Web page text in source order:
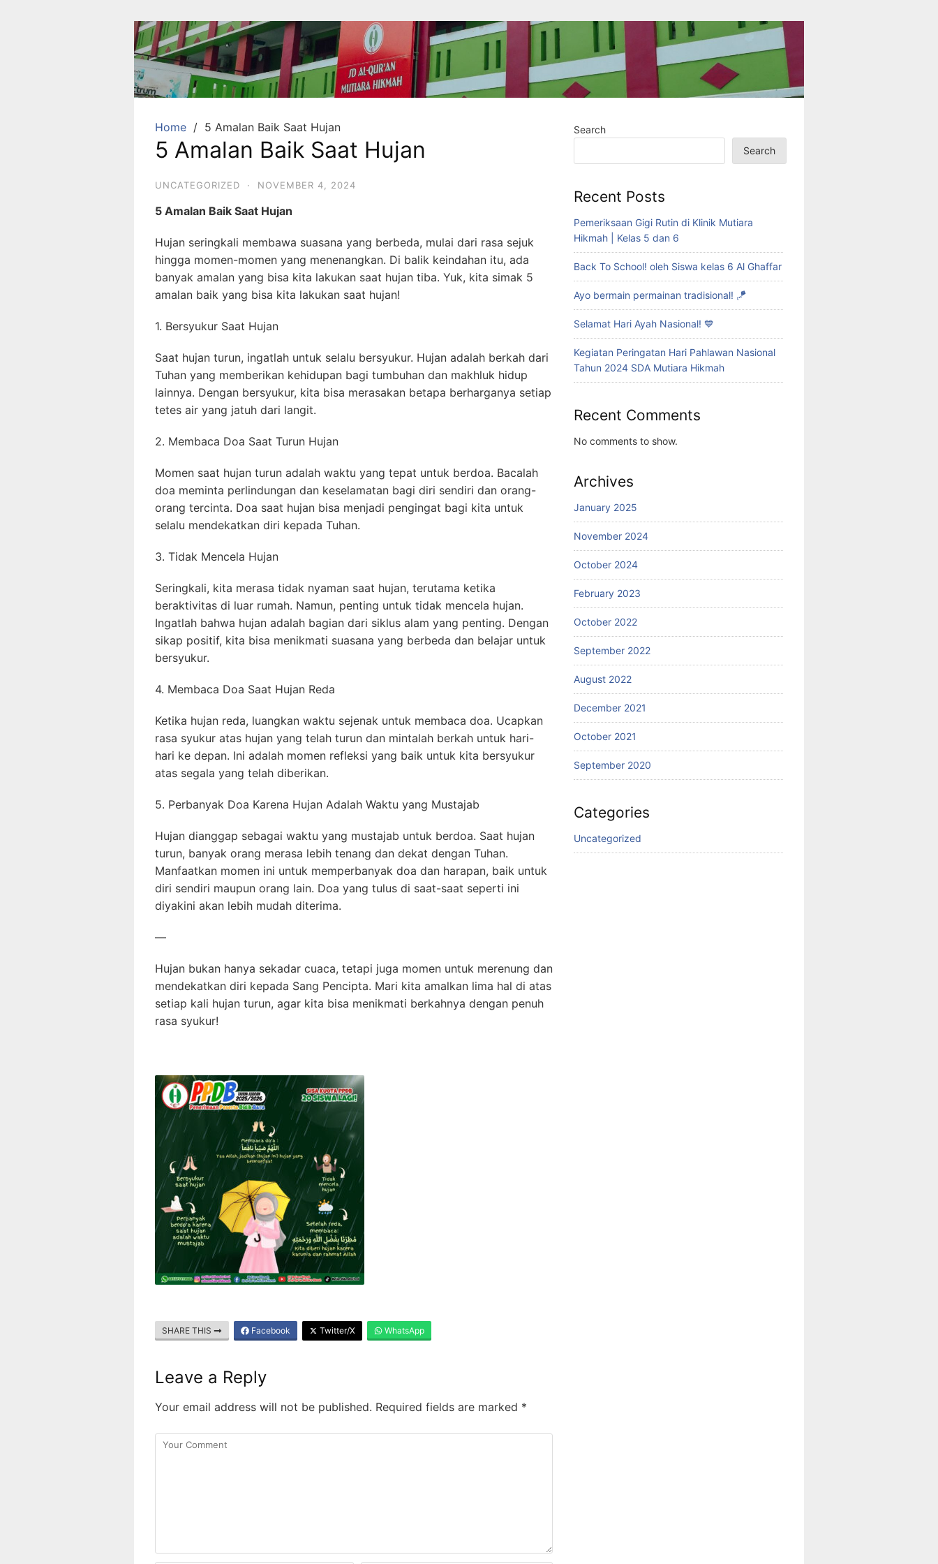
SDA
Mutiara
Tambun
Selatan
Berakhlaq
Berprestasi
Home 5 Amalan Baik Saat Hujan
5 Amalan Baik Saat Hujan
UNCATEGORIZED · NOVEMBER 4, 2024
5 Amalan Baik Saat Hujan
Hujan seringkali membawa suasana yang berbeda, mulai dari rasa sejuk
hingga momen-momen yang menenangkan. Di balik keindahan itu, ada
banyak amalan yang bisa kita lakukan saat hujan tiba. Yuk, kita simak 5
amalan baik yang bisa kita lakukan saat hujan!
1. Bersyukur Saat Hujan
Saat hujan turun, ingatlah untuk selalu bersyukur. Hujan adalah berkah dari
Tuhan yang memberikan kehidupan bagi tumbuhan dan makhluk hidup
lainnya. Dengan bersyukur, kita bisa merasakan betapa berharganya setiap
tetes air yang jatuh dari langit.
2. Membaca Doa Saat Turun Hujan
Momen saat hujan turun adalah waktu yang tepat untuk berdoa. Bacalah
doa meminta perlindungan dan keselamatan bagi diri sendiri dan orang-
orang tercinta. Doa saat hujan bisa menjadi pengingat bagi kita untuk
selalu mendekatkan diri kepada Tuhan.
3. Tidak Mencela Hujan
Seringkali, kita merasa tidak nyaman saat hujan, terutama ketika
beraktivitas di luar rumah. Namun, penting untuk tidak mencela hujan.
Ingatlah bahwa hujan adalah bagian dari siklus alam yang penting. Dengan
sikap positif, kita bisa menikmati suasana yang berbeda dan belajar untuk
bersyukur.
4. Membaca Doa Saat Hujan Reda
Ketika hujan reda, luangkan waktu sejenak untuk membaca doa. Ucapkan
rasa syukur atas hujan yang telah turun dan mintalah berkah untuk hari-
hari ke depan. Ini adalah momen refleksi yang baik untuk kita bersyukur
atas segala yang telah diberikan.
5. Perbanyak Doa Karena Hujan Adalah Waktu yang Mustajab
Hujan dianggap sebagai waktu yang mustajab untuk berdoa. Saat hujan
turun, banyak orang merasa lebih tenang dan dekat dengan Tuhan.
Manfaatkan momen ini untuk memperbanyak doa dan harapan, baik untuk
diri sendiri maupun orang lain. Doa yang tulus di saat-saat seperti ini
diyakini akan lebih mudah diterima.
—
Hujan bukan hanya sekadar cuaca, tetapi juga momen untuk merenung dan
mendekatkan diri kepada Sang Pencipta. Mari kita amalkan lima hal di atas
setiap kali hujan turun, agar kita bisa menikmati berkahnya dengan penuh
rasa syukur!
SHARE THIS Facebook Twitter/X WhatsApp
Leave a Reply
Your email address will not be published. Required fields are marked *
Search
Search
Recent Posts
Pemeriksaan Gigi Rutin di Klinik Mutiara
Hikmah | Kelas 5 dan 6
Back To School! oleh Siswa kelas 6 Al Ghaffar
Ayo bermain permainan tradisional! 🪁
Selamat Hari Ayah Nasional! 💙
Kegiatan Peringatan Hari Pahlawan Nasional
Tahun 2024 SDA Mutiara Hikmah
Recent Comments
No comments to show.
Archives
January 2025
November 2024
October 2024
February 2023
October 2022
September 2022
August 2022
December 2021
October 2021
September 2020
Categories
Uncategorized